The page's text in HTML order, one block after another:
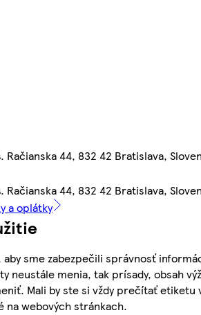
Račianska 44, 832 42 Bratislava,
Račianska 44, 832 42 Bratislava,
a oplátky
sme zabezpečili správnosť
neustále menia, tak prísady, obsah
Mali by ste si vždy prečítať etiketu
webových stránkach.